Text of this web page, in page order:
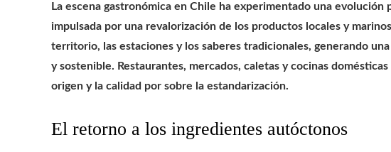
La escena gastronómica en Chile ha experimentado una evolución
impulsada por una revalorización de los productos locales y
territorio, las estaciones y los saberes tradicionales, generando
y sostenible. Restaurantes, mercados, caletas y cocinas
origen y la calidad por sobre la estandarización.
El retorno a los ingredientes autóctonos